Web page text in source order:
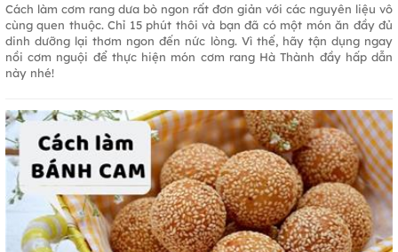
Cách làm cơm rang dưa bò ngon rất đơn giản với các nguyên liệu vô
cùng quen thuộc. Chỉ 15 phút thôi và bạn đã có một món ăn đầy đủ
dinh dưỡng lại thơm ngon đến nức lòng. Vì thế, hãy tận dụng ngay
nồi cơm nguội để thực hiện món cơm rang Hà Thành đầy hấp dẫn
này nhé!